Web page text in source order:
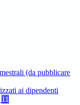
(da pubblicare
ai dipendenti
11